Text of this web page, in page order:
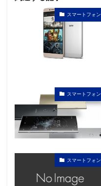
スマートフォン
スマートフォン
スマートフォン